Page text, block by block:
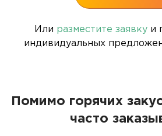
Или разместите заявкуи
индивидуальных
Помимо горячих
часто